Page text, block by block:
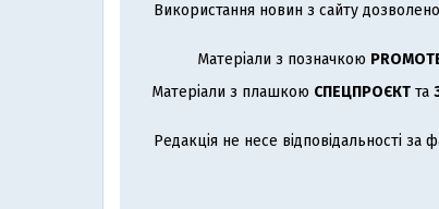
Використання новин з сайту
Матеріали з позначкою
Матеріали з плашкою СПЕЦПРОЄКТта
Редакція не несе відповідальності за